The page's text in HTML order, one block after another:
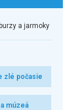
a jarmoky
zlé počasie
múzeá